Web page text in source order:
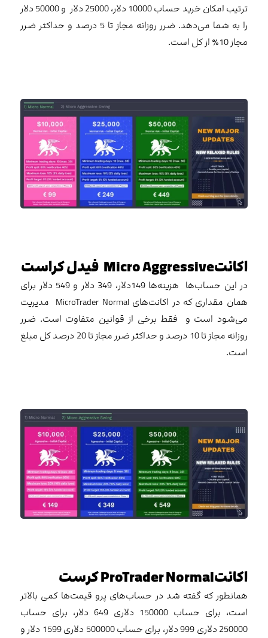
ترتیب امکان خرید حساب 10000 دلار، 25000 دلار و 50000 دلار
را به شما می‌دهد. ضرر روزانه مجاز تا 5 درصد و حداکثر ضرر
مجاز 10٪ از کل است.
اکانتMicro Aggressive فیدل کراست
در این حساب‌ها هزینه‌ها 149دلار، 349 دلار و 549 دلار برای
همان مقداری که در اکانت‌های MicroTrader Normal مدیریت
می‌شود است و فقط برخی از قوانین متفاوت است. ضرر
روزانه مجاز تا 10 درصد و حداکثر ضرر مجاز تا 20 درصد کل مبلغ
است.
اکانتProTrader Normal کرست
همانطور که گفته شد در حساب‌های پرو قیمت‌ها کمی بالاتر
است، برای حساب 150000 دلاری 649 دلار، برای حساب
250000 دلاری 999 دلار، برای حساب 500000 دلاری 1599 دلار و